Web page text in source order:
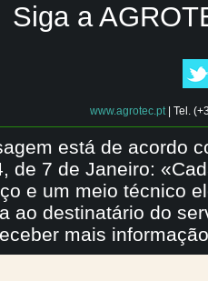
Siga a
www.agrotec.pt| Tel.
está de acordo
de 7 de Janeiro:
e um meio técnico
ao destinatário do
mais